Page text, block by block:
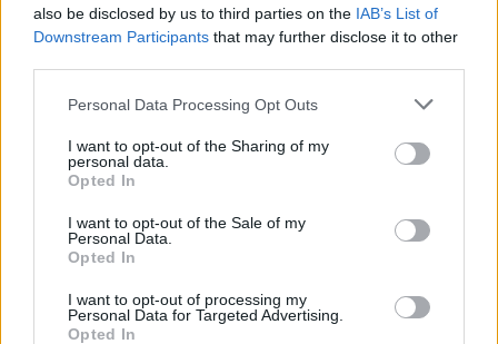
also be disclosed by us to third parties on the IAB’s List of
Downstream Participants that may further disclose it to other
Personal Data Processing Opt Outs
I want to opt-out of the Sharing of my
personal data.
Opted In
I want to opt-out of the Sale of my
Personal Data.
Opted In
I want to opt-out of processing my
Personal Data for Targeted Advertising.
Opted In
προσφέρουν ζωντάνια στο φυσικό χρώμα των
μαλλιών σου, ενώ είναι μία άκρως οικονομική
τεχνική αφού δεν απαιτεί να ξοδεύεις κάθε
μήνα από τοbudgetσου.
Babylights Inpo: